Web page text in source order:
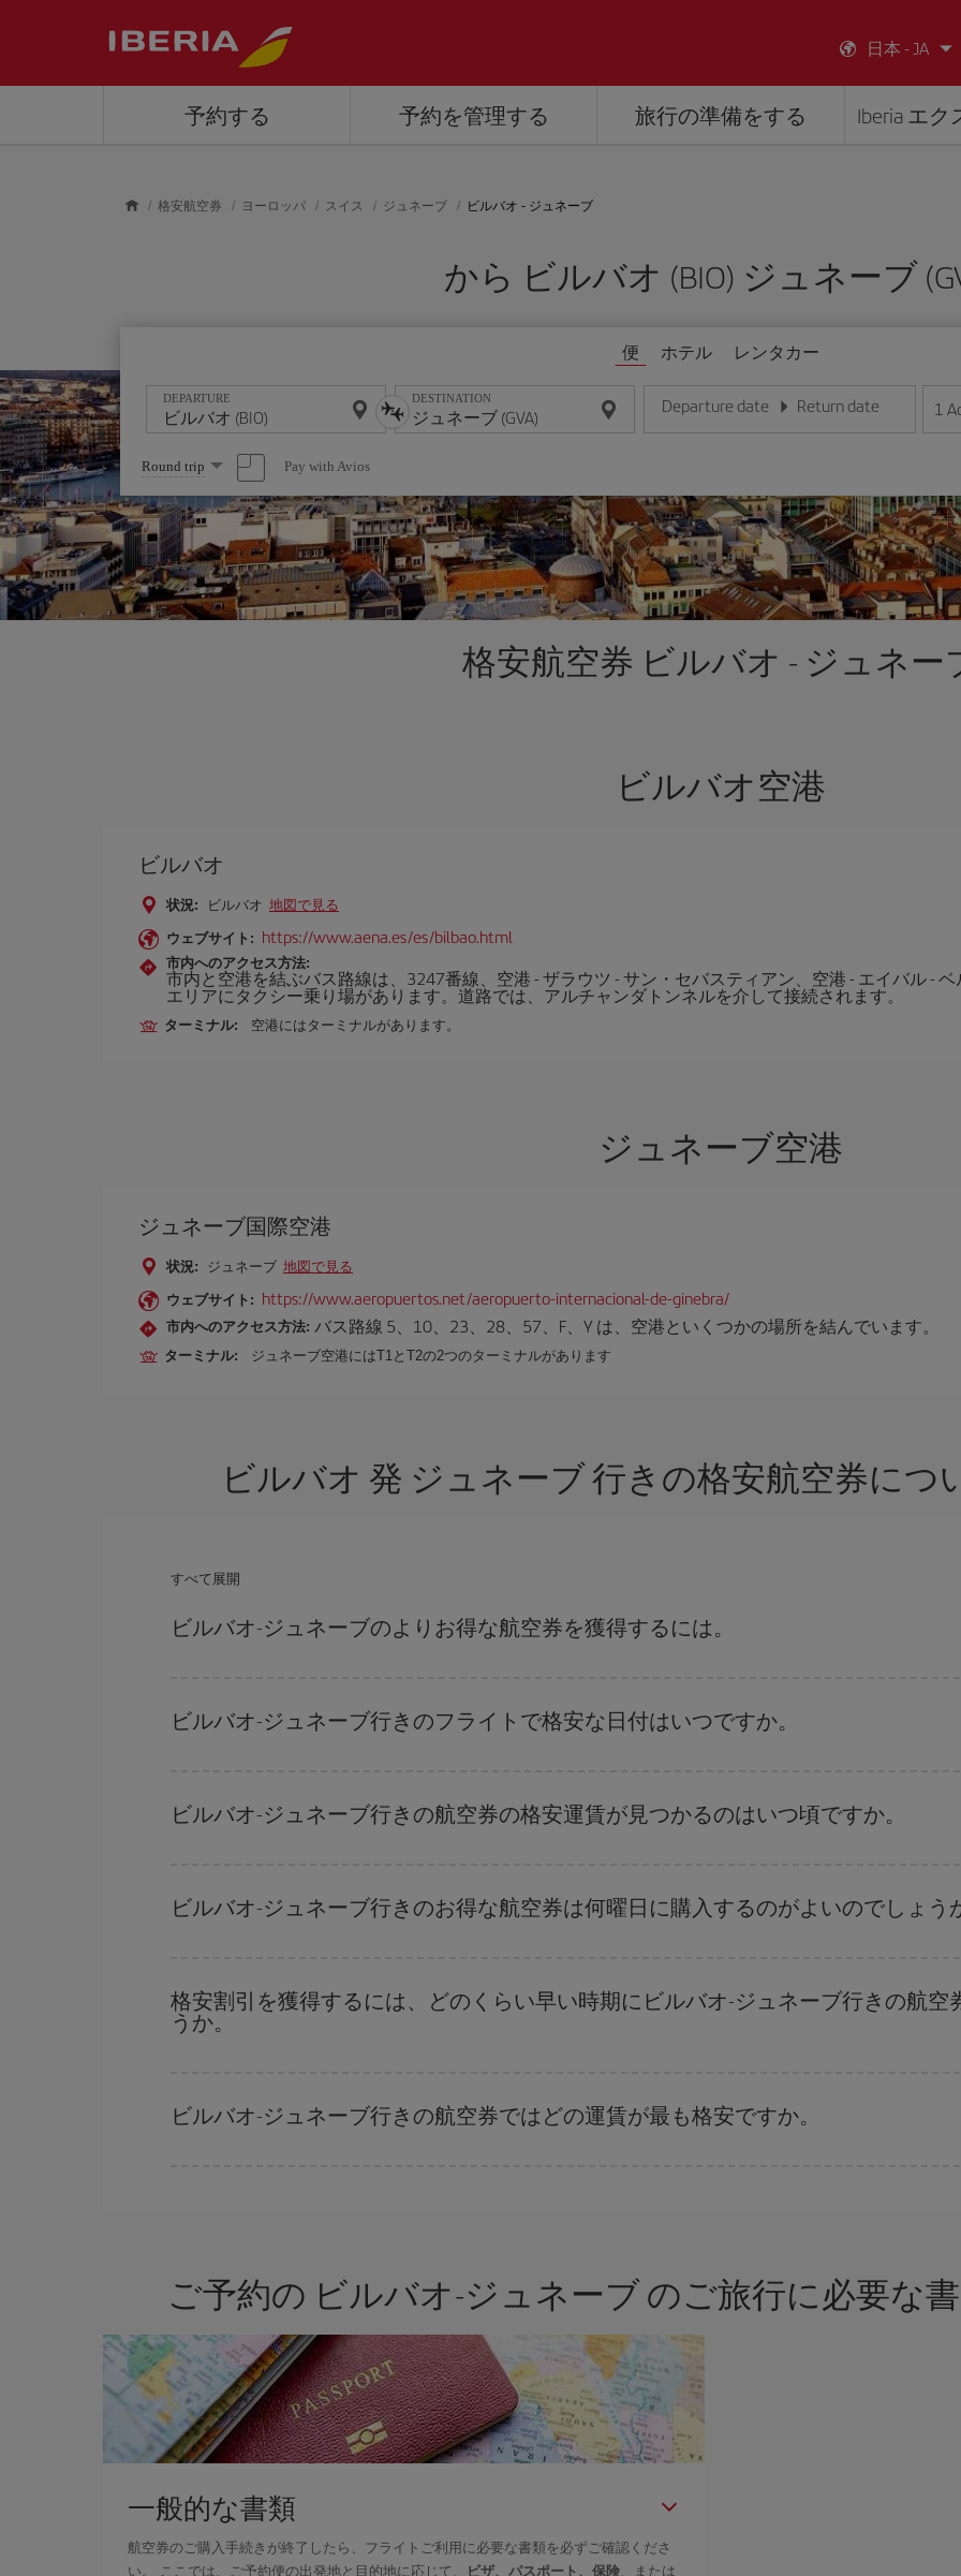
日本 - JA
予約する 予約を管理する 旅行の準備をする Iberia エ
格安航空券 ヨーロッパ スイス ジュネーブ ビルバオ - ジュネーブ
から ビルバオ (BIO) ジュネーブ
便 ホテル レンタカー
DEPARTURE DESTINATION Departure date
日/月/年の形式で日付を入力してください
Return date
日/月/年の形式で日付を入力
1
Select
one
option
Round trip Pay with Avios
格安航空券 ビルバオ - ジュネー
ビルバオ空港
ビルバオ
状況: ビルバオ 地図で見る
ウェブサイト: https://www.aena.es/es/bilbao.html
市内へのアクセス方法:
市内と空港を結ぶバス路線は、3247番線、空港 - ザラウツ - サン・セバスティアン、空港 - エイバル -
エリアにタクシー乗り場があります。道路では、アルチャンダトンネルを介して接続されます。
ターミナル: 空港にはターミナルがあります。
ジュネーブ空港
ジュネーブ国際空港
状況: ジュネーブ 地図で見る
ウェブサイト: https://www.aeropuertos.net/aeropuerto-internacional-de-ginebra/
市内へのアクセス方法: バス路線 5、10、23、28、57、F、Y は、空港といくつかの場所を結んでいます。
ターミナル: ジュネーブ空港にはT1とT2の2つのターミナルがあります
ビルバオ 発 ジュネーブ 行きの格安航空券につ
すべて展開
ビルバオ-ジュネーブのよりお得な航空券を獲得するには。
きます。
ビルバオ-ジュネーブ行きのフライトで格安な日付はいつですか。
だけではなく、往路および復路で近い日付の格安航空券 も表示されるため、お得な運賃を見つけることができます。 また、
を探すことでより格安な運賃の航空券が見つかることがあります。
ビルバオ-ジュネーブ行きの航空券の格安運賃が見つかるのはいつ頃ですか。
ーズンです。 また、週末のご旅行をお考えなら出来るだけ早い時期に航空券をご購入いただくことで、格安運賃が見つけやす
ビルバオ-ジュネーブ行きのお得な航空券は何曜日に購入するのがよいのでしょう
に予約した航空券がより格安となります。 また、日付や時間帯をあまり固定せずに探したほうが、よりお得な航空券を選択す
格安割引を獲得するには、どのくらい早い時期にビルバオ-ジュネーブ行きの航
うか。
早い時期でのご購入がとても重要です。
ビルバオ-ジュネーブ行きの航空券ではどの運賃が最も格安ですか。
ご予約の ビルバオ-ジュネーブ のご旅行に必要な
一般的な書類
航空券のご購入手続きが終了したら、フライトご利用に必要な書類を必ずご確認くださ
い。 ここでは、ご予約便の出発地と目的地に応じて、
ビザ、パスポート、保険、または